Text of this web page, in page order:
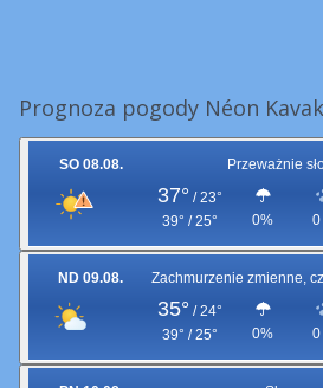
Prognoza pogody Néon
SO 08.08. Przeważnie
37° / 23°
39° / 25°
0% 0
ND 09.08. Zachmurzenie zmienne,
35° / 24°
39° / 25°
0% 0